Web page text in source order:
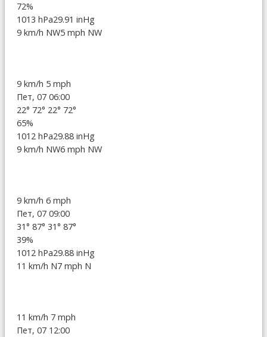
72%
1013 hPa29.91 inHg
9 km/h NW5 mph NW
9 km/h 5 mph
Пет, 07 06:00
22° 72° 22° 72°
65%
1012 hPa29.88 inHg
9 km/h NW6 mph NW
9 km/h 6 mph
Пет, 07 09:00
31° 87° 31° 87°
39%
1012 hPa29.88 inHg
11 km/h N7 mph N
11 km/h 7 mph
Пет, 07 12:00